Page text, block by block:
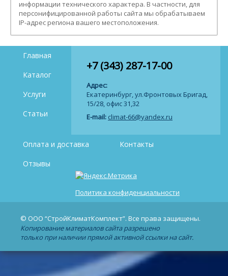
информации технического характера. В частности, для
персонифицированной работы сайта мы обрабатываем
IP-адрес региона вашего местоположения.
+7 (343) 287-17-00
Адрес:
Екатеринбург, ул.Фронтовых Бригад,
15/28, офис 31,32
E-mail: climat-66@yandex.ru
Главная
Каталог
Услуги
Статьи
Оплата и доставка
Контакты
Отзывы
Политика конфиденциальности
© ООО “СтройКлиматКомплект”. Все права защищены.
Копирование материалов сайта разрешено
только при наличии прямой активной ссылки на сайт.